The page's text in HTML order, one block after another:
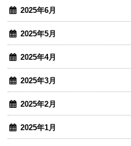
2025年6月
2025年5月
2025年4月
2025年3月
2025年2月
2025年1月